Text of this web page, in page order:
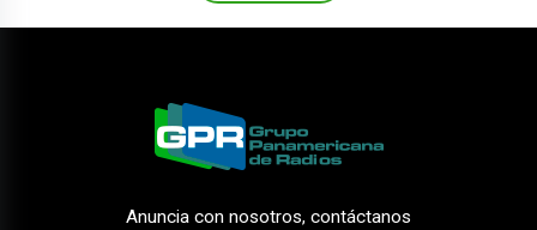
Anuncia con nosotros, contáctanos